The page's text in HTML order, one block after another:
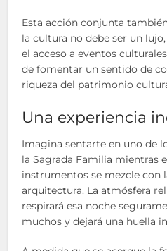
Esta acción conjunta
la cultura no debe ser un
el acceso a eventos
de fomentar un sentido de
riqueza del patrimonio
Una experiencia
Imagina sentarte en uno de
la Sagrada Familia mientras
instrumentos se mezcle con
arquitectura. La atmósfera
respirará esa noche
muchos y dejará una huella